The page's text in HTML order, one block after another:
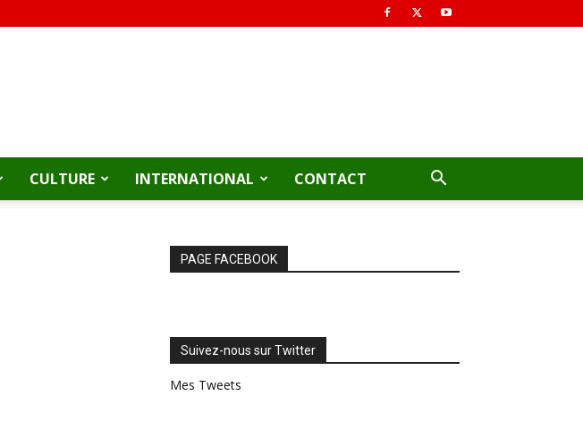
CULTURE INTERNATIONAL CONTACT
PAGE FACEBOOK
Suivez-nous sur Twitter
Mes Tweets